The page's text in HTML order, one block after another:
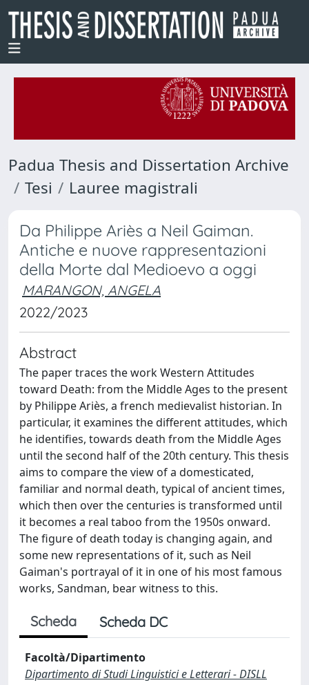
Padua Thesis and Dissertation Archive
Tesi
Lauree magistrali
Da Philippe Ariès a Neil Gaiman.
Antiche e nuove rappresentazioni
della Morte dal Medioevo a oggi
MARANGON, ANGELA
2022/2023
Abstract
The paper traces the work Western Attitudes
toward Death: from the Middle Ages to the present
by Philippe Ariès, a french medievalist historian. In
particular, it examines the different attitudes, which
he identifies, towards death from the Middle Ages
until the second half of the 20th century. This thesis
aims to compare the view of a domesticated,
familiar and normal death, typical of ancient times,
which then over the centuries is transformed until
it becomes a real taboo from the 1950s onward.
The figure of death today is changing again, and
some new representations of it, such as Neil
Gaiman's portrayal of it in one of his most famous
works, Sandman, bear witness to this.
Scheda Scheda DC
Facoltà/Dipartimento
Dipartimento di Studi Linguistici e Letterari - DISLL